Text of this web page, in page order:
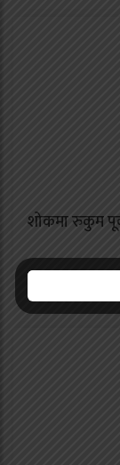
शोकमा रुकुम